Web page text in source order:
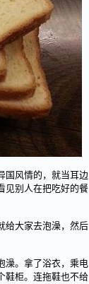
风情的，就当耳边
见别人在把吃好的餐
大家去泡澡，然后
。拿了浴衣，乘电
鞋柜。连拖鞋也不给